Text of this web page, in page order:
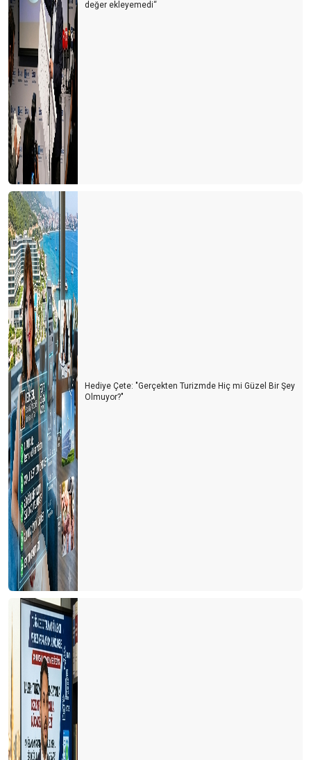
değer ekleyemedi‘‘
Hediye Çete: "Gerçekten Turizmde Hiç mi Güzel Bir Şey
Olmuyor?"